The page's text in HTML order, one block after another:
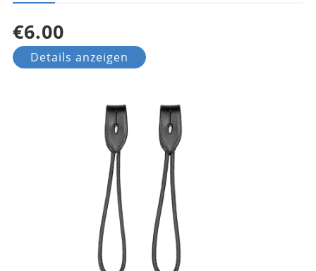
€6.00
Details anzeigen